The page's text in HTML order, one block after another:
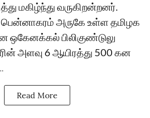
மகிழ்ந்து வருகிறன்றனர்.
பென்னாகரம் அருகே உள்ள தமிழக
ஒகேனக்கல் பிலிகுண்டுலு
அளவு 6 ஆயிரத்து 500 கன
Read More